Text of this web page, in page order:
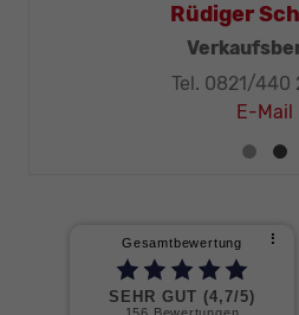
Thomas
Geschäftsleitung, KFZ-
Tel. 0821/440 20
E-Mail